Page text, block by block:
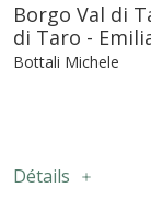
Borgo Val di
di Taro -
Bottali Michele
Détails